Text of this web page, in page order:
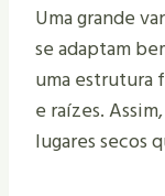
Uma grande
se adaptam
uma estrutura
e raízes.
lugares secos